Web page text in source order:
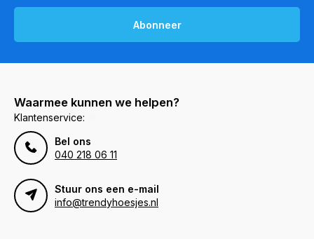
Abonneer
Waarmee kunnen we helpen?
Klantenservice:
Bel ons
040 218 06 11
Stuur ons een e-mail
info@trendyhoesjes.nl